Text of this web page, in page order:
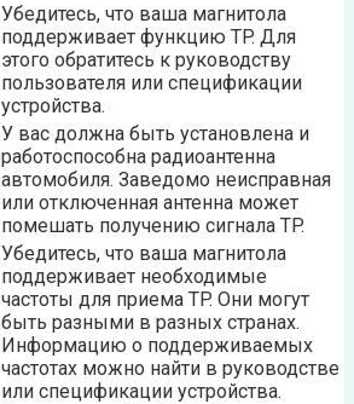
Убедитесь, что ваша магнитола
поддерживает функцию TP. Для
этого обратитесь к руководству
пользователя или спецификации
устройства.
У вас должна быть установлена и
работоспособна радиоантенна
автомобиля. Заведомо неисправная
или отключенная антенна может
помешать получению сигнала TP.
Убедитесь, что ваша магнитола
поддерживает необходимые
частоты для приема TP. Они могут
быть разными в разных странах.
Информацию о поддерживаемых
частотах можно найти в руководстве
или спецификации устройства.